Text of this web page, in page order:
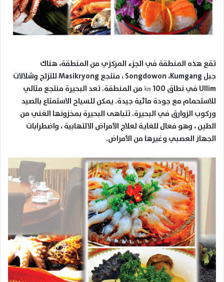
تقع هذه المنطقة في الجزء المركزي من المنطقة، هناك
جبل Kumgang، Songdowon، منتجع Masikryongللتزلج وشلالات
Ullim في نطاق 100 ㎞ من المنطقة. تعد البحيرة منتجع مثالي
للاستحمام مع جودة مائية جيدة. يمكن للسياح الاستمتاع بالصيد
وركوب الزوارق في البحيرة. تتباهى البحيرة بمخزونها الغني من
الطين ، وهو فعال للغاية لعلاج الأمراض الالتهابية ، واضطرابات
الجهاز العصبي وغيرها من الأمراض.